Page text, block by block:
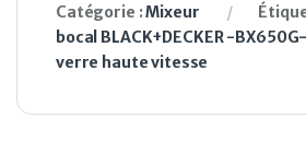
Catégorie :Mixeur
bocal BLACK+DECKER -
verre haute vitesse